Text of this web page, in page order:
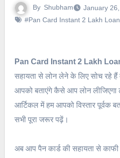
By Shubham
January
#Pan Card Instant 2 Lakh Loan
Pan Card Instant 2 Lakh
सहायता से लोन लेने के लिए सोच रहे
आपको बताएंगे कैसे आप लोन लीजिएगा
आर्टिकल में हम आपको विस्तार पूर्वक
सभी पूरा जरूर पढ़ें।
अब आप पैन कार्ड की सहायता से